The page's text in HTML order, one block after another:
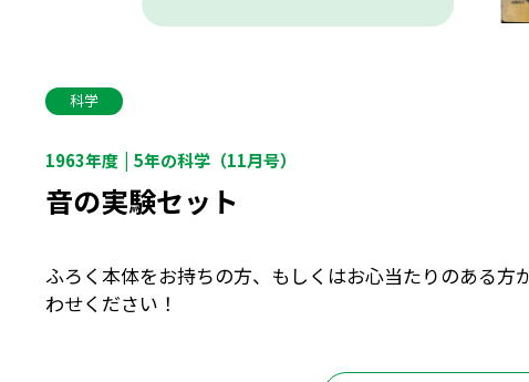
科学
1963年度 5年の科学（11月号）
音の実験セット
ふろく本体をお持ちの方、もしくはお心当たりのある
わせください！